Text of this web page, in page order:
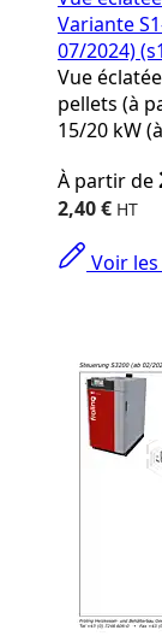
Variante
07/2024)
Vue
pellets (à
15/20 kW
price
depends
the
the
product
page
À partir de
2,40 €
Voir